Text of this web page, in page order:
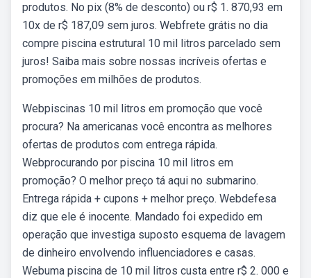
produtos. No pix (8% de desconto) ou r$ 1. 870,93 em
10x de r$ 187,09 sem juros. Webfrete grátis no dia
compre piscina estrutural 10 mil litros parcelado sem
juros! Saiba mais sobre nossas incríveis ofertas e
promoções em milhões de produtos.
Webpiscinas 10 mil litros em promoção que você
procura? Na americanas você encontra as melhores
ofertas de produtos com entrega rápida.
Webprocurando por piscina 10 mil litros em
promoção? O melhor preço tá aqui no submarino.
Entrega rápida + cupons + melhor preço. Webdefesa
diz que ele é inocente. Mandado foi expedido em
operação que investiga suposto esquema de lavagem
de dinheiro envolvendo influenciadores e casas.
Webuma piscina de 10 mil litros custa entre r$ 2. 000 e